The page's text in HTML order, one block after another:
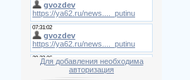
Для добавления необходима
авторизация